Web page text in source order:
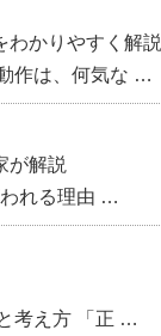
わかりやすく解説
作は、何気な …
が解説
れる理由 …
考え方 「正 …